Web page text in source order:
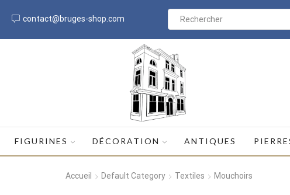
contact@bruges-shop.com
FIGURINES DÉCORATION ANTIQUES
Accueil
Default Category Textiles Mouchoirs